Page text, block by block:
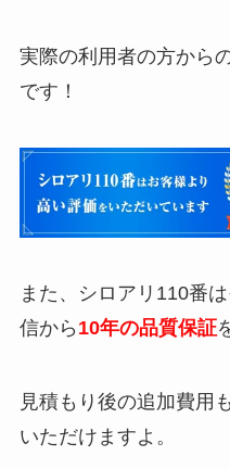
実際の利用者の方から
です！
また、シロアリ110番
信から 10年の品質保証
見積もり後の追加費用
いただけますよ。